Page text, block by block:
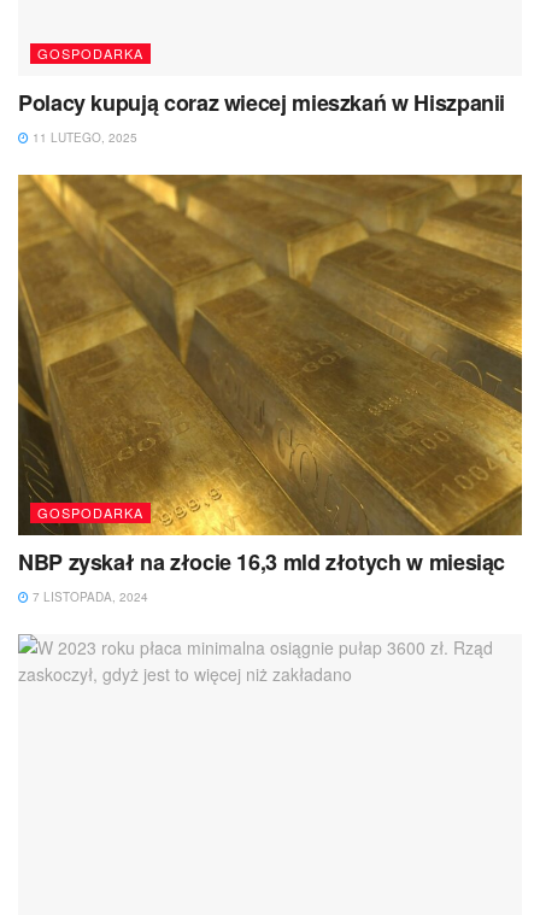
GOSPODARKA
Polacy kupują coraz wiecej mieszkań w Hiszpanii
11 LUTEGO, 2025
GOSPODARKA
NBP zyskał na złocie 16,3 mld złotych w miesiąc
7 LISTOPADA, 2024